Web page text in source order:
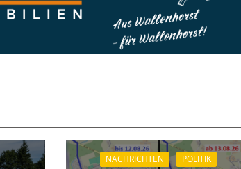
NACHRICHTEN POLITIK